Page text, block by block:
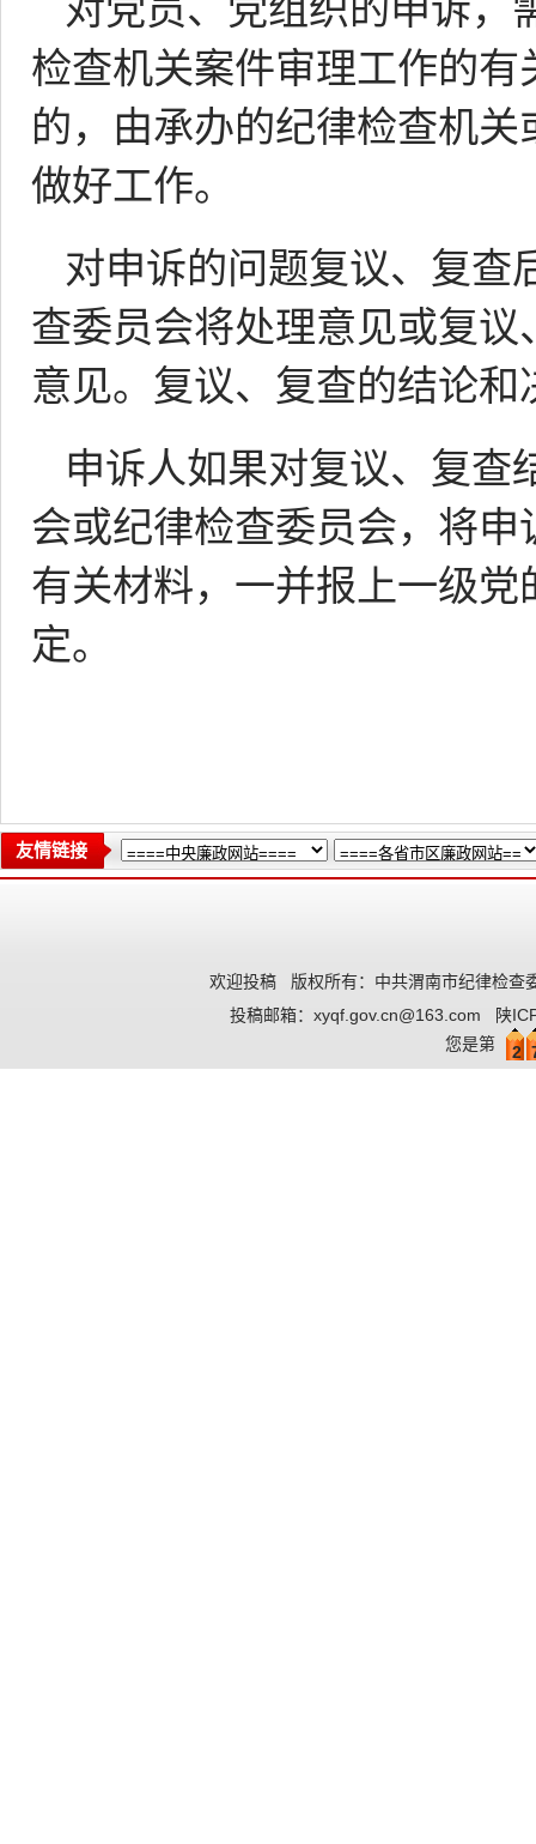
对党员、党组织的申诉，
检查机关案件审理工作的
的，由承办的纪律检查机
做好工作。
对申诉的问题复议、复查
查委员会将处理意见或复
意见。复议、复查的结论
申诉人如果对复议、复查
会或纪律检查委员会，将
有关材料，一并报上一级
定。
友情链接
欢迎投稿 版权所有：中共渭南市纪律检查
投稿邮箱： xyqf.gov.cn@163.com
陕
您是第